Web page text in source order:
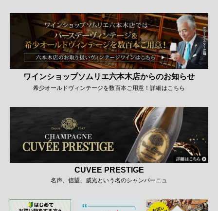
ワインショップソムリエ六本木店からのお知らせ
希少オールドヴィンテージを数百本ご用意！詳細はこちら
CUVEE PRESTIGE
名声、信望、威光という名のシャンパーニュ